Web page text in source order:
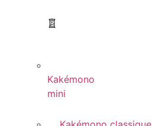
Kakémono
mini